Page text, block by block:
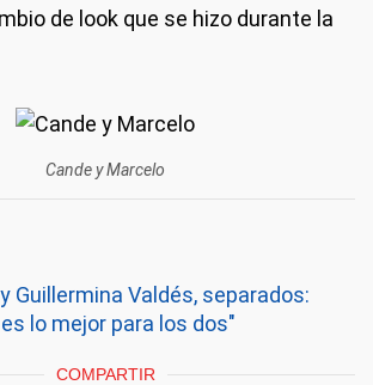
de look que se hizo durante la
Cande y Marcelo
Guillermina Valdés, separados:
lo mejor para los dos"
COMPARTIR